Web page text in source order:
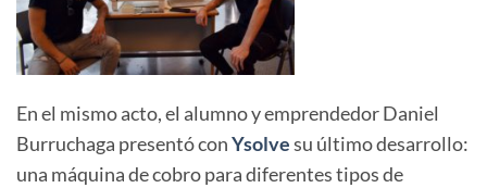
En el mismo acto, el alumno y emprendedor Daniel
Burruchaga presentó conYsolvesu último desarrollo:
una máquina de cobro para diferentes tipos de